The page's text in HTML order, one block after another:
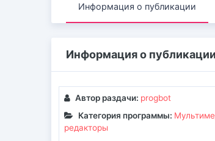
Информация о публикации
Информация о
Автор раздачи: progbot
Категория программы:
редакторы